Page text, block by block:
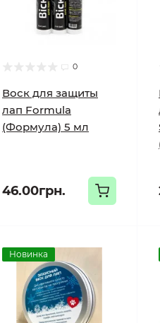
0
Воск для защиты
лап Formula
(Формула) 5 мл
46.00грн.
Новинка